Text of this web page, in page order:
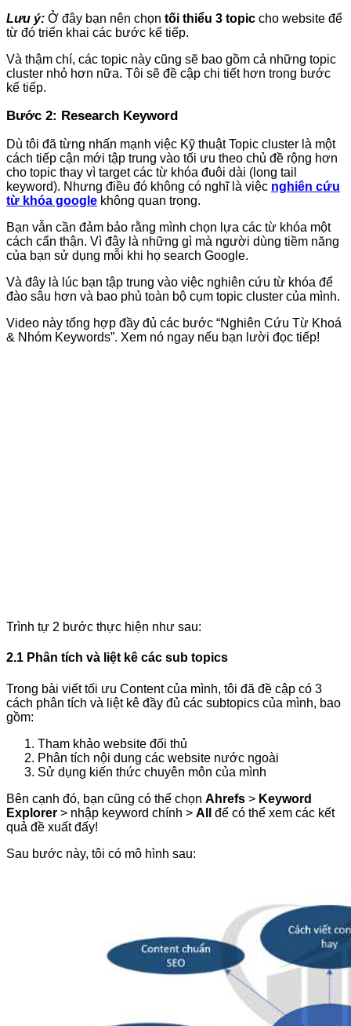
Lưu ý: Ở đây bạn nên chọn tối thiểu 3 topic cho website để
từ đó triển khai các bước kế tiếp.
Và thậm chí, các topic này cũng sẽ bao gồm cả những topic
cluster nhỏ hơn nữa. Tôi sẽ đề cập chi tiết hơn trong bước
kế tiếp.
Bước 2: Research Keyword
Dù tôi đã từng nhấn mạnh việc Kỹ thuật Topic cluster là một
cách tiếp cận mới tập trung vào tối ưu theo chủ đề rộng hơn
cho topic thay vì target các từ khóa đuôi dài (long tail
keyword). Nhưng điều đó không có nghĩ là việc nghiên cứu
từ khóa google không quan trọng.
Bạn vẫn cần đảm bảo rằng mình chọn lựa các từ khóa một
cách cẩn thận. Vì đây là những gì mà người dùng tiềm năng
của bạn sử dụng mỗi khi họ search Google.
Và đây là lúc bạn tập trung vào việc nghiên cứu từ khóa để
đào sâu hơn và bao phủ toàn bộ cụm topic cluster của mình.
Video này tổng hợp đầy đủ các bước “Nghiên Cứu Từ Khoá
& Nhóm Keywords”. Xem nó ngay nếu bạn lười đọc tiếp!
Trình tự 2 bước thực hiện như sau:
2.1 Phân tích và liệt kê các sub topics
Trong bài viết tối ưu Content của mình, tôi đã đề cập có 3
cách phân tích và liệt kê đầy đủ các subtopics của mình, bao
gồm:
Tham khảo website đối thủ
Phân tích nội dung các website nước ngoài
Sử dụng kiến thức chuyên môn của mình
Bên cạnh đó, bạn cũng có thể chọn Ahrefs > Keyword
Explorer > nhập keyword chính > All để có thể xem các kết
quả đề xuất đấy!
Sau bước này, tôi có mô hình sau: